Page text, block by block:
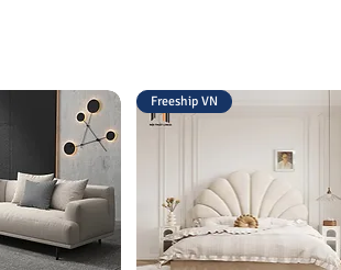
Freeship VN